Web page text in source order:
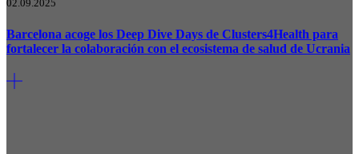
02.09.2025
Barcelona acoge los Deep Dive Days de Clusters4Health para
fortalecer la colaboración con el ecosistema de salud de Ucrania